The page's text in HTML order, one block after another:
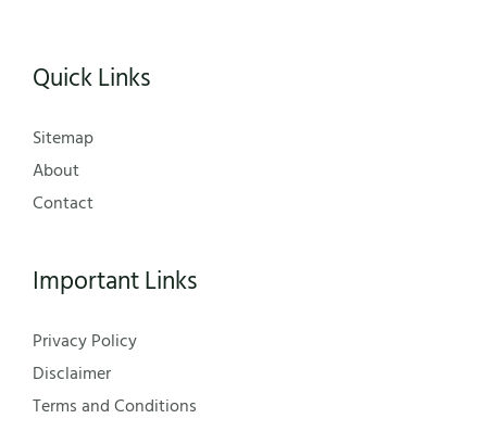
Quick Links
Sitemap
About
Contact
Important Links
Privacy Policy
Disclaimer
Terms and Conditions